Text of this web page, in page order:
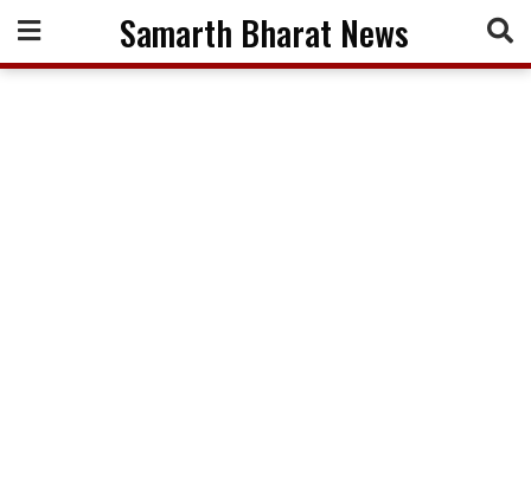
content
Samarth Bharat News